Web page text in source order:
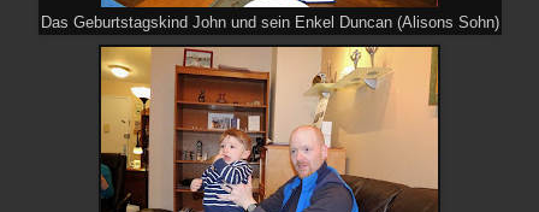
Das Geburtstagskind John und sein Enkel Duncan (Alisons Sohn)